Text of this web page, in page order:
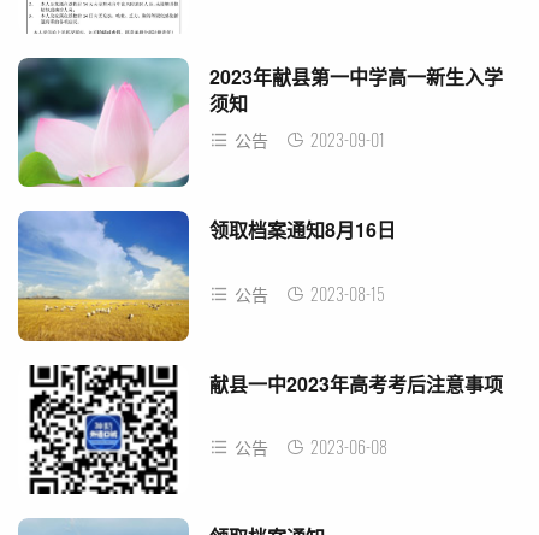
2023年献县第一中学高一新生入学
须知
公告 2023-09-01
领取档案通知8月16日
公告 2023-08-15
献县一中2023年高考考后注意事项
公告 2023-06-08